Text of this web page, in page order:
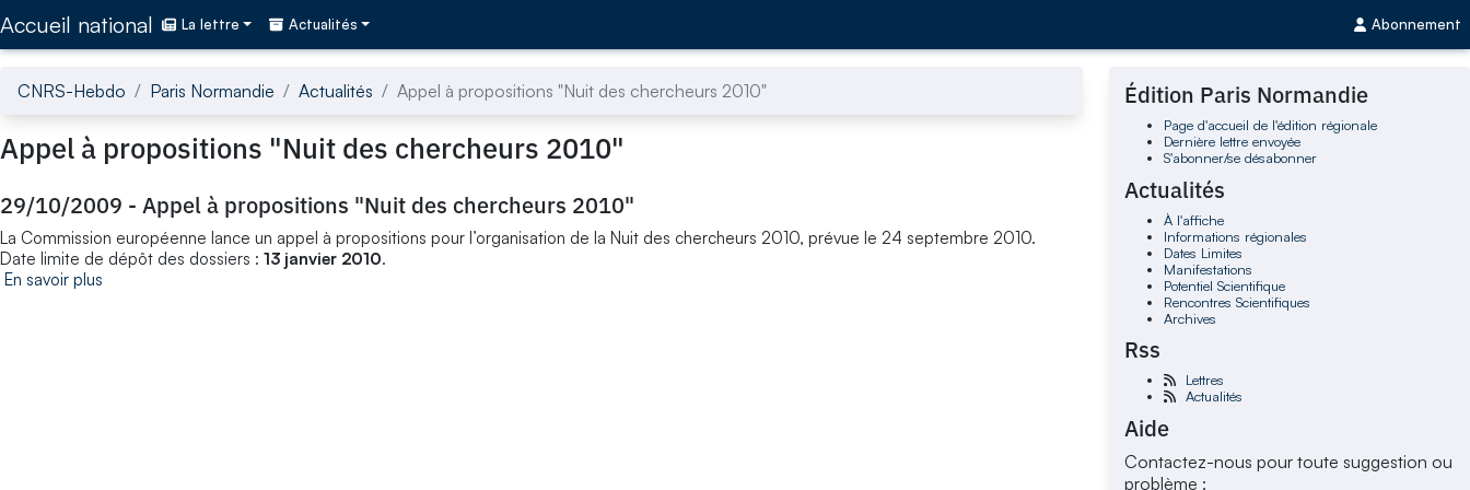
Accueil national La lettre Actualités Abonnement
CNRS-Hebdo Paris Normandie Actualités Appel à propositions "Nuit des chercheurs 2010"
Appel à propositions "Nuit des chercheurs 2010"
29/10/2009 - Appel à propositions "Nuit des chercheurs 2010"
La Commission européenne lance un appel à propositions pour l’organisation de la Nuit des chercheurs 2010, prévue le 24 septembre 2010.
Date limite de dépôt des dossiers : 13 janvier 2010.
En savoir plus
Édition Paris Normandie
Page d'accueil de l'édition régionale
Dernière lettre envoyée
S'abonner/se désabonner
Actualités
À l'affiche
Informations régionales
Dates Limites
Manifestations
Potentiel Scientifique
Rencontres Scientifiques
Archives
Rss
Lettres
Actualités
Aide
Contactez-nous pour toute suggestion ou
problème :